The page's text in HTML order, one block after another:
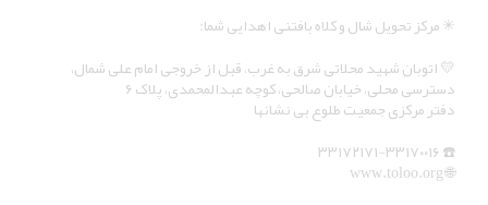
✳ مرکز تحویل شال و کلاه بافتنی اهدایی شما:
💛 اتوبان شهید محلاتی شرق به غرب، قبل از خروجی امام علی شمال،
دسترسی محلی، خیابان صالحی، کوچه عبدالمحمدی، پلاک ۶
دفتر مرکزی جمعیت طلوع بی نشانها
☎️ ۳۳۱۷۲۱۷۱-۳۳۱۷۰۰۱۶
🌐 www.toloo.org